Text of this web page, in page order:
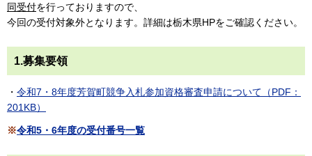
同受付を行っておりますので、
今回の受付対象外となります。詳細は栃木県HPをご確認ください。
1.募集要領
・ 令和7・8年度芳賀町競争入札参加資格審査申請について（PDF：
201KB）
※令和5・6年度の受付番号一覧